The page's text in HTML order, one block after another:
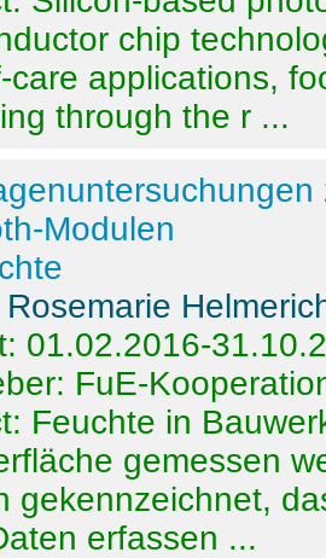
chip
care applications,
through the r ...
Modulen
Rosemarie
01.02.2016-
FuE-
Feuchte in
gemessen
gekennzeichnet,
erfassen ...